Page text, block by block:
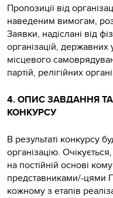
Пропозиції від
наведеним вимогам,
Заявки, надіслані від
організацій, державних
місцевого
партій, релігійних
4. ОПИС ЗАВДАННЯ ТА
КОНКУРСУ
В результаті конкурсу
організацію.
на постійній основі
представниками/-цями
кожному з етапів